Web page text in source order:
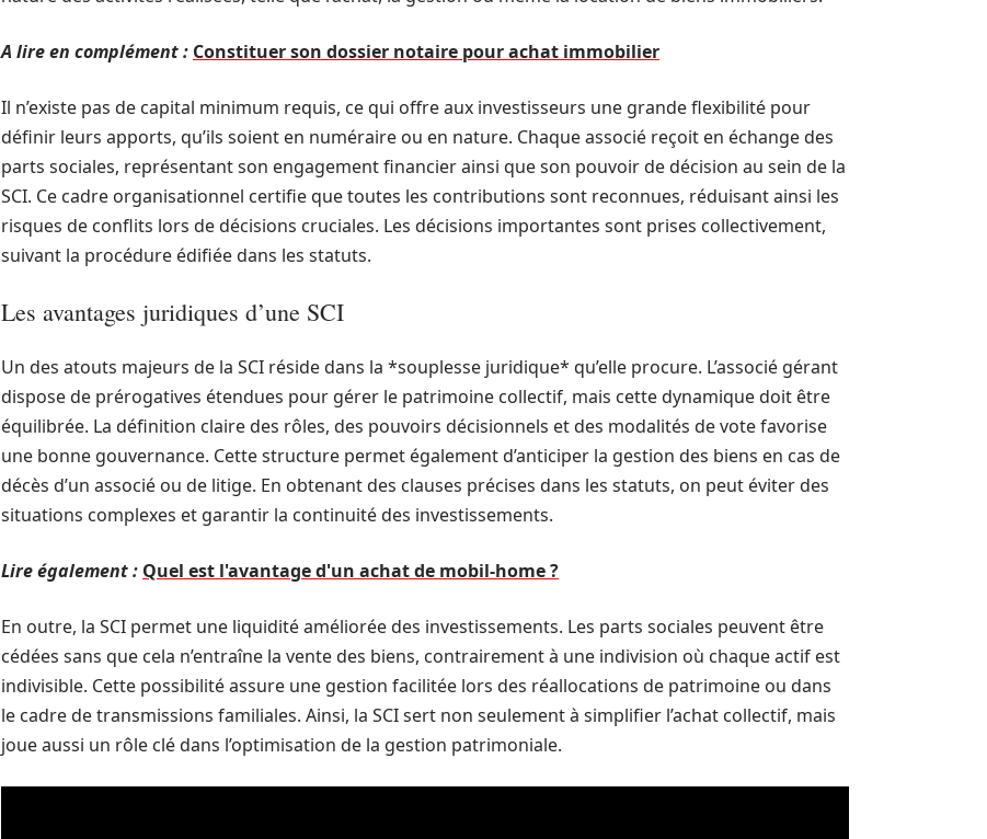
A lire en complément : Constituer son dossier notaire pour achat immobilier
Il n’existe pas de capital minimum requis, ce qui offre aux investisseurs une grande flexibilité pour
définir leurs apports, qu’ils soient en numéraire ou en nature. Chaque associé reçoit en échange des
parts sociales, représentant son engagement financier ainsi que son pouvoir de décision au sein de la
SCI. Ce cadre organisationnel certifie que toutes les contributions sont reconnues, réduisant ainsi les
risques de conflits lors de décisions cruciales. Les décisions importantes sont prises collectivement,
suivant la procédure édifiée dans les statuts.
Les avantages juridiques d’une SCI
Un des atouts majeurs de la SCI réside dans la *souplesse juridique* qu’elle procure. L’associé gérant
dispose de prérogatives étendues pour gérer le patrimoine collectif, mais cette dynamique doit être
équilibrée. La définition claire des rôles, des pouvoirs décisionnels et des modalités de vote favorise
une bonne gouvernance. Cette structure permet également d’anticiper la gestion des biens en cas de
décès d’un associé ou de litige. En obtenant des clauses précises dans les statuts, on peut éviter des
situations complexes et garantir la continuité des investissements.
Lire également : Quel est l'avantage d'un achat de mobil-home ?
En outre, la SCI permet une liquidité améliorée des investissements. Les parts sociales peuvent être
cédées sans que cela n’entraîne la vente des biens, contrairement à une indivision où chaque actif est
indivisible. Cette possibilité assure une gestion facilitée lors des réallocations de patrimoine ou dans
le cadre de transmissions familiales. Ainsi, la SCI sert non seulement à simplifier l’achat collectif, mais
joue aussi un rôle clé dans l’optimisation de la gestion patrimoniale.